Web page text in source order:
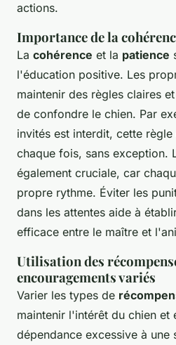
actions.
Importance de la
La cohérence et la patience
l'éducation positive. Les
maintenir des règles claires
de confondre le chien. Par
invités est interdit, cette
chaque fois, sans exception.
également cruciale, car
propre rythme. Éviter les
dans les attentes aide à
efficace entre le maître et
Utilisation des
encouragements variés
Varier les types de
maintenir l'intérêt du chien et
dépendance excessive à une